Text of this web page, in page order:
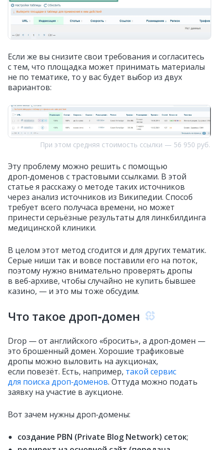
Если же вы снизите свои требования и согласитесь
с тем, что площадка может принимать материалы
не по тематике, то у вас будет выбор из двух
вариантов:
При этом средняя стоимость ссылки — 56 950 руб.
Эту проблему можно решить с помощью
дроп‑доменов с трастовыми ссылками. В этой
статье я расскажу о методе таких источников
через анализ источников из Википедии. Способ
требует всего получаса времени, но может
принести серьёзные результаты для линкбилдинга
медицинской клиники.
В целом этот метод сгодится и для других тематик.
Серые ниши так и вовсе поставили его на поток,
поэтому нужно внимательно проверять дропы
в веб‑архиве, чтобы случайно не купить бывшее
казино, — и это мы тоже обсудим.
Что такое дроп‑домен
Drop — от английского «бросить», а дроп‑домен —
это брошенный домен. Хорошие трафиковые
дропы можно выловить на аукционах,
если повезёт. Есть, например, такой сервис
для поиска дроп‑доменов. Оттуда можно подать
заявку на участие в аукционе.
Вот зачем нужны дроп‑домены:
создание PBN (Private Blog Network) сеток;